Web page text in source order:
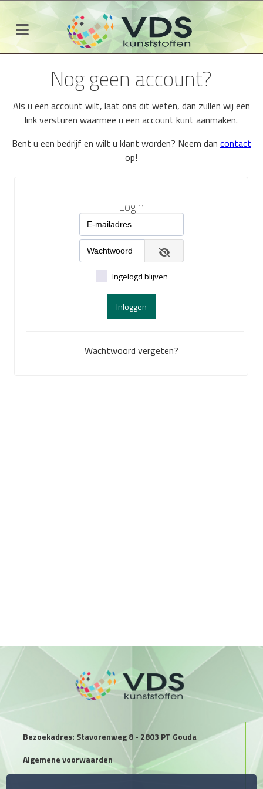
Nog geen account?
Als u een account wilt, laat ons dit weten, dan zullen wij een
link versturen waarmee u een account kunt aanmaken.
Bent u een bedrijf en wilt u klant worden? Neem dan contact
op!
Login
Ingelogd blijven
Inloggen
Wachtwoord vergeten?
Bezoekadres: Stavorenweg 8 - 2803 PT Gouda
Algemene voorwaarden